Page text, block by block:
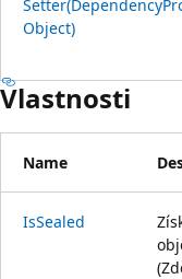
Object)
Vlastnosti
Name
IsSealed